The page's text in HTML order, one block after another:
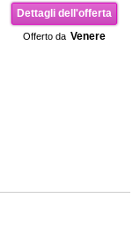
Dettagli dell'offerta
Offerto da Venere